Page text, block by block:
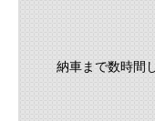
納車まで数時間